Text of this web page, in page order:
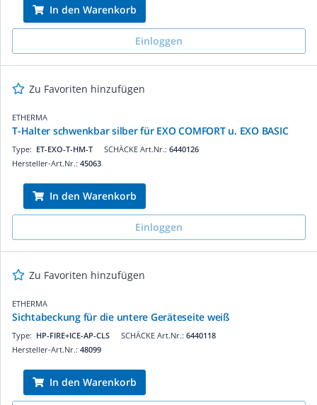
In den Warenkorb
Einloggen
Zu Favoriten hinzufügen
ETHERMA
T-Halter schwenkbar silber für EXO COMFORT u. EXO BASIC
SCHÄCKE Art.Nr.: 6440126
Type: ET-EXO-T-HM-T
Hersteller-Art.Nr.: 45063
In den Warenkorb
Einloggen
Zu Favoriten hinzufügen
ETHERMA
Sichtabeckung für die untere Geräteseite weiß
SCHÄCKE Art.Nr.: 6440118
Type: HP-FIRE+ICE-AP-CLS
Hersteller-Art.Nr.: 48099
In den Warenkorb